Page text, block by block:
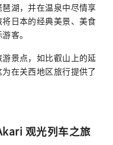
湖，并在温泉中尽情享
日本的经典美景、美食
客。
景点，如比叡山上的延
在关西地区旅行提供了
观光列车之旅